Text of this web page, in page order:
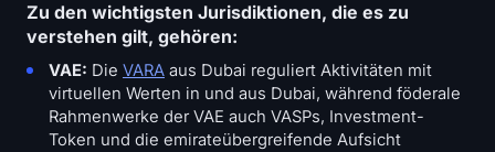
Zu den wichtigsten Jurisdiktionen, die es zu
verstehen gilt, gehören:
VAE: Die VARA aus Dubai reguliert Aktivitäten mit
virtuellen Werten in und aus Dubai, während föderale
Rahmenwerke der VAE auch VASPs, Investment-
Token und die emirateübergreifende Aufsicht